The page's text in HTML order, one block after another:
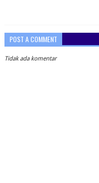
POST A COMMENT
Tidak ada komentar